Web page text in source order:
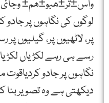
لوگوں کی نگاہوں پر جادو
پر، لاٹھیوں پر، گیلیوں
رسے ہی رہے لکڑیاں
نگاہوں پر جادو کردیاقوت
دیکھتی ہے وہ تصویر بنا